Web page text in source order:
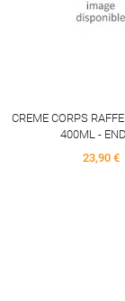
CREME CORPS
400ML -
Price
23,90 €